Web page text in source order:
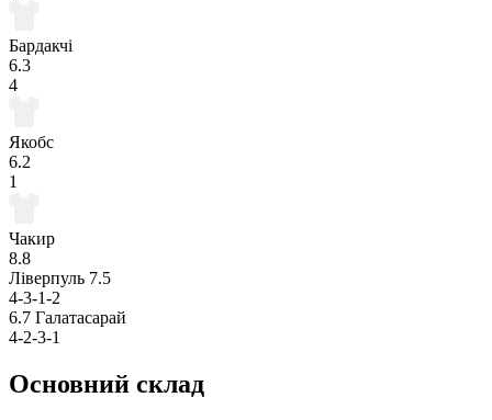
Бардакчі
6.3
4
Якобс
6.2
1
Чакир
8.8
Ліверпуль 7.5
4-3-1-2
6.7 Галатасарай
4-2-3-1
Основний склад